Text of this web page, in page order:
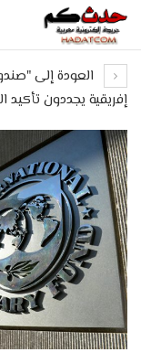
العودة إلى
إفريقية يجددون تأكيد